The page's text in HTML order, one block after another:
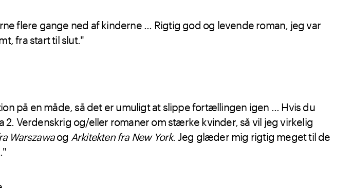
flere gange ned af kinderne ... Rigtig god og levende roman, jeg var
fra start til slut."
på en måde, så det er umuligt at slippe fortællingen igen ... Hvis du
2. Verdenskrig og/eller romaner om stærke kvinder, så vil jeg virkelig
Warszawaog Arkitekten fra New York. Jeg glæder mig rigtig meget til de